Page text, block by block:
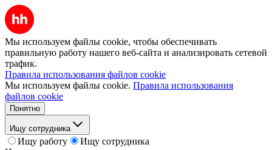
Мы используем файлы cookie, чтобы обеспечивать
правильную работу нашего веб-сайта и анализировать сетевой
трафик.
Правила использования файлов cookie
Мы используем файлы cookie. Правила использования
файлов cookie
Понятно
Ищу сотрудника
Ищу работу
Ищу сотрудника